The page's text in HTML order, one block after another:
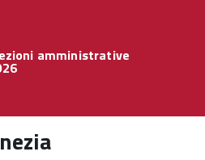
amministrative